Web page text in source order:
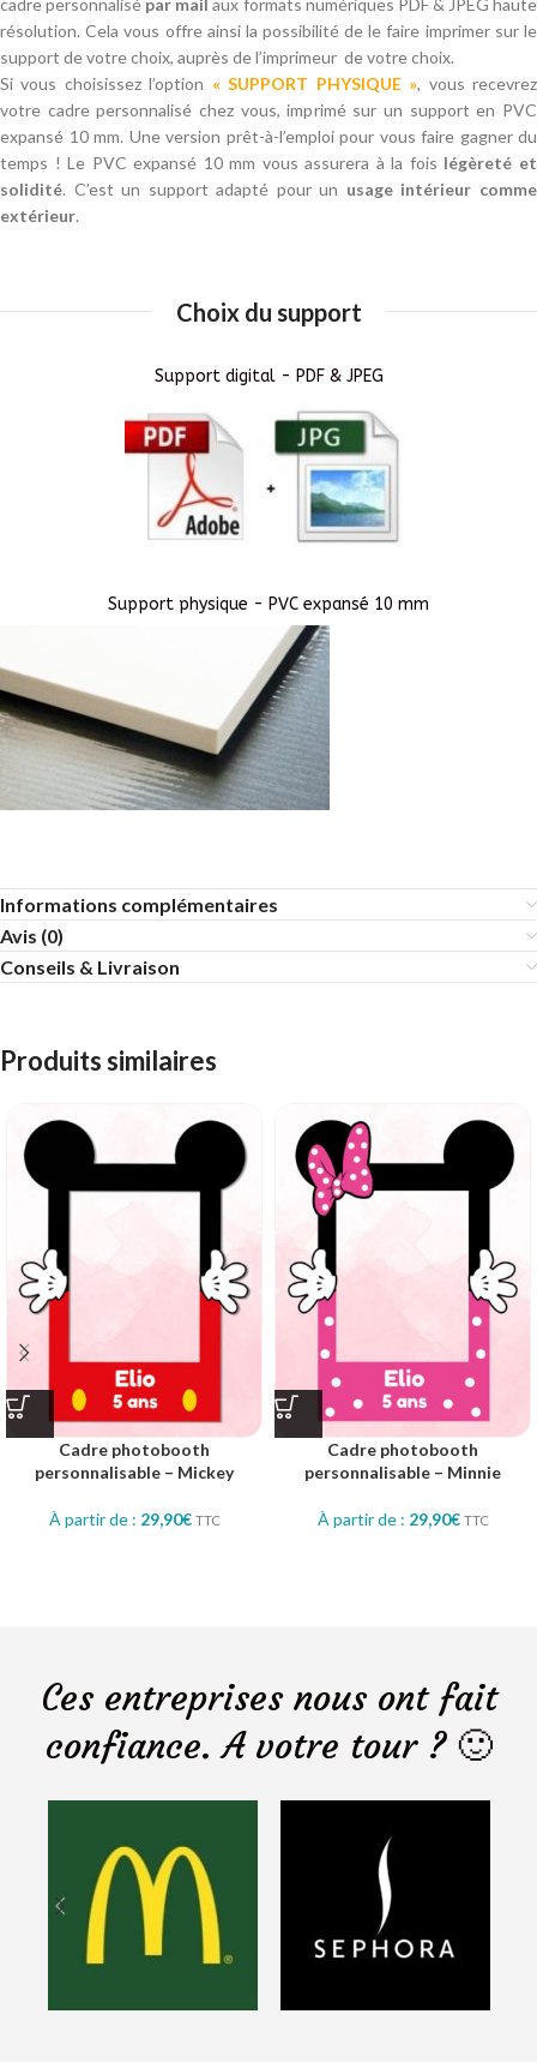
cadre personnalisé par mail aux formats numériques PDF & JPEG haute
résolution. Cela vous offre ainsi la possibilité de le faire imprimer sur le
support de votre choix, auprès de l’imprimeur de votre choix.
Si vous choisissez l’option « SUPPORT PHYSIQUE », vous recevrez
votre cadre personnalisé chez vous, imprimé sur un support en PVC
expansé 10 mm. Une version prêt-à-l’emploi pour vous faire gagner du
temps ! Le PVC expansé 10 mm vous assurera à la fois légèreté et
solidité. C’est un support adapté pour un usage intérieur comme
extérieur.
Choix du support
Support digital - PDF & JPEG
Support physique - PVC expansé 10 mm
Informations complémentaires
Avis (0)
Conseils & Livraison
Produits similaires
Cadre photobooth
personnalisable – Mickey
À partir de : 29,90€ TTC
Cadre photobooth
personnalisable – Minnie
À partir de : 29,90€ TTC
Ces entreprises nous ont fait
confiance. A votre tour ? 🙂